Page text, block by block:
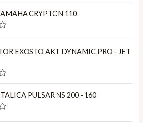
CRYPTON 110
EXOSTO AKT DYNAMIC PRO - JET
PULSAR NS 200 - 160